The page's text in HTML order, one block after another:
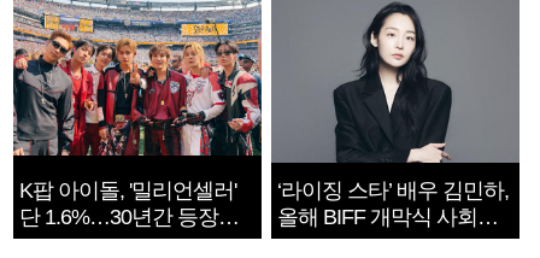
K팝 아이돌, '밀리언셀러'
단 1.6%…30년간 등장
1182개팀 전수조사
‘라이징 스타’ 배우 김민하,
올해 BIFF 개막식 사회자
확정